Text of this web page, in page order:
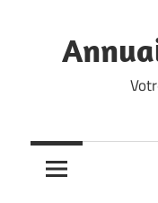
content